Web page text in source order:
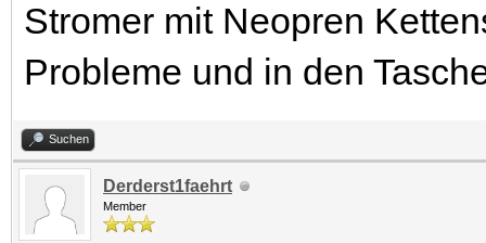
Stromer mit Neopren
Probleme und in den
Suchen
Derderst1faehrt
Member